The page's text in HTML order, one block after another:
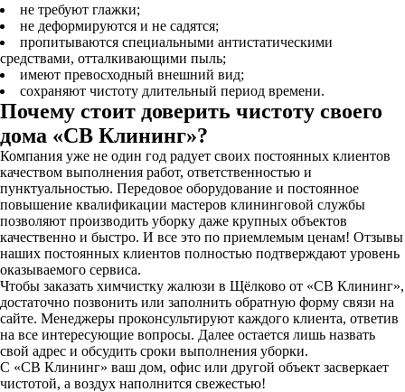
не требуют глажки;
не деформируются и не садятся;
пропитываются специальными антистатическими
средствами, отталкивающими пыль;
имеют превосходный внешний вид;
сохраняют чистоту длительный период времени.
Почему стоит доверить чистоту своего
дома «СВ Клининг»?
Компания уже не один год радует своих постоянных клиентов
качеством выполнения работ, ответственностью и
пунктуальностью. Передовое оборудование и постоянное
повышение квалификации мастеров клининговой службы
позволяют производить уборку даже крупных объектов
качественно и быстро. И все это по приемлемым ценам! Отзывы
наших постоянных клиентов полностью подтверждают уровень
оказываемого сервиса.
Чтобы заказать химчистку жалюзи в Щёлково от «СВ Клининг»,
достаточно позвонить или заполнить обратную форму связи на
сайте. Менеджеры проконсультируют каждого клиента, ответив
на все интересующие вопросы. Далее остается лишь назвать
свой адрес и обсудить сроки выполнения уборки.
С «СВ Клининг» ваш дом, офис или другой объект засверкает
чистотой, а воздух наполнится свежестью!